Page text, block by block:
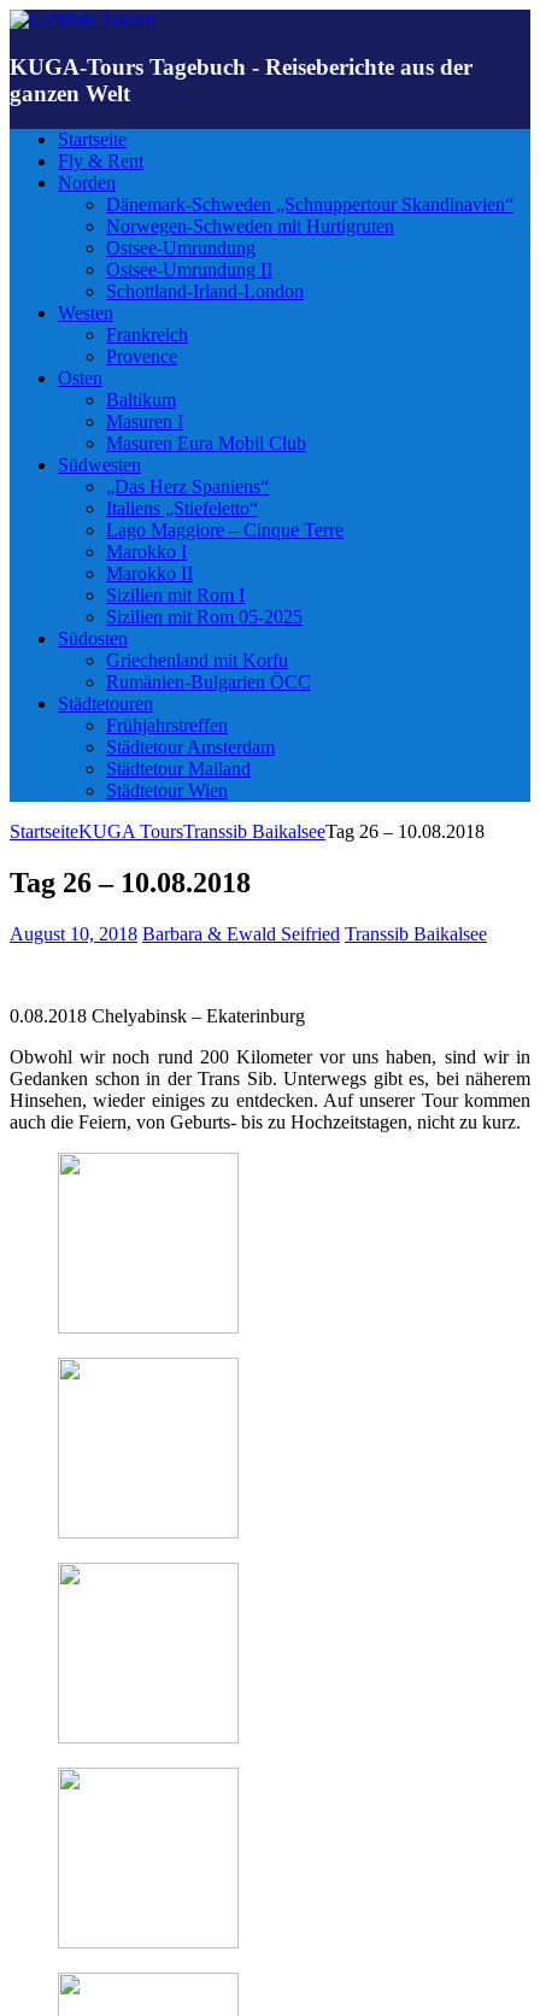
KUGA-Tours Tagebuch - Reiseberichte aus der
ganzen Welt
Startseite
Fly & Rent
Norden
Dänemark-Schweden „Schnuppertour Skandinavien“
Norwegen-Schweden mit Hurtigruten
Ostsee-Umrundung
Ostsee-Umrundung II
Schottland-Irland-London
Westen
Frankreich
Provence
Osten
Baltikum
Masuren I
Masuren Eura Mobil Club
Südwesten
„Das Herz Spaniens“
Italiens „Stiefeletto“
Lago Maggiore – Cinque Terre
Marokko I
Marokko II
Sizilien mit Rom I
Sizilien mit Rom 05-2025
Südosten
Griechenland mit Korfu
Rumänien-Bulgarien ÖCC
Städtetouren
Frühjahrstreffen
Städtetour Amsterdam
Städtetour Mailand
Städtetour Wien
StartseiteKUGA ToursTranssib BaikalseeTag 26 – 10.08.2018
Tag 26 – 10.08.2018
August 10, 2018 Barbara & Ewald Seifried Transsib Baikalsee
0.08.2018 Chelyabinsk – Ekaterinburg
Obwohl wir noch rund 200 Kilometer vor uns haben, sind wir in
Gedanken schon in der Trans Sib. Unterwegs gibt es, bei näherem
Hinsehen, wieder einiges zu entdecken. Auf unserer Tour kommen
auch die Feiern, von Geburts- bis zu Hochzeitstagen, nicht zu kurz.